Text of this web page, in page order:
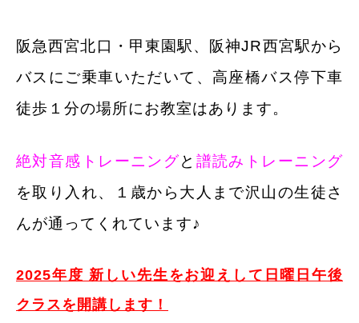
阪急西宮北口・甲東園駅、阪神JR西宮駅から
バスにご乗車いただいて、高座橋バス停下車
徒歩１分の場所にお教室はあります。
絶対音感トレーニングと 譜読みトレーニング
を取り入れ、
１歳から大人まで沢山の生徒さ
んが通ってくれています♪
2025年度 新しい先生をお迎えして日曜日午後
クラスを開講します！